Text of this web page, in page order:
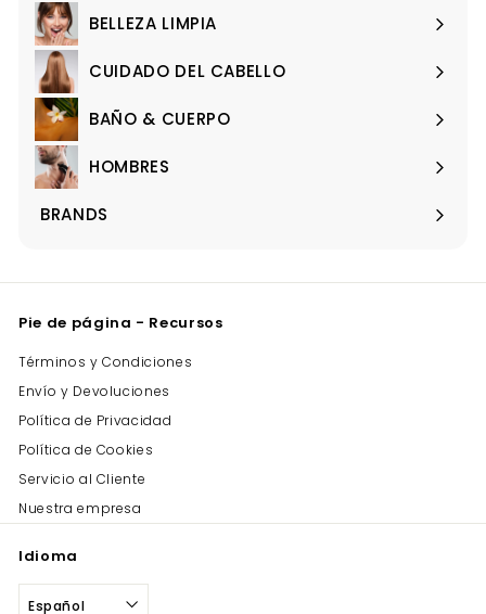
menúBELLEZA LIMPIA
Expandir
menú CUIDADO DEL CABELLO
Expandir
menúBAÑO & CUERPO
Expandir
menúHOMBRES
Expandir
menú
BRANDS
Expandir
Pie de página - Recursos
Términos y Condiciones
Envío y Devoluciones
Política de Privacidad
Política de Cookies
Servicio al Cliente
Nuestra empresa
Idioma
Español